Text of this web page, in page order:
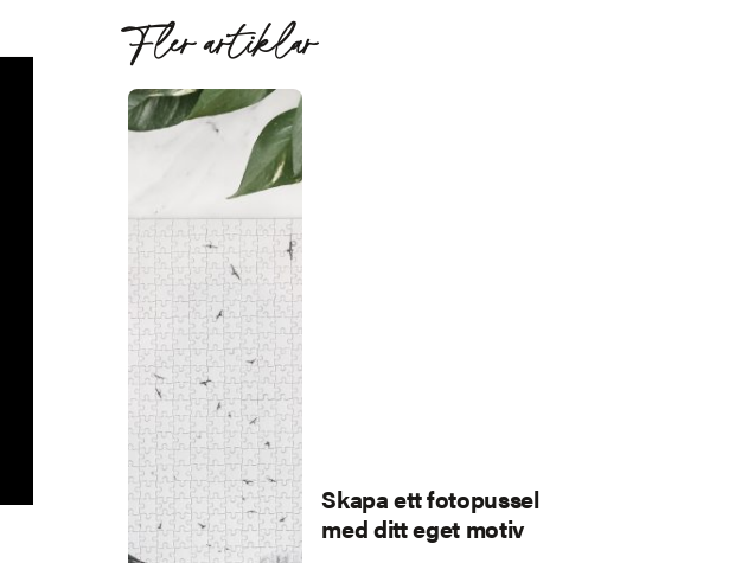
Fler artiklar
Skapa ett fotopussel
med ditt eget motiv